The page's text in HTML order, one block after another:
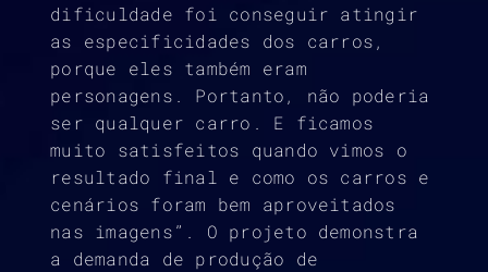
dificuldade foi conseguir atingir
as especificidades dos carros,
porque eles também eram
personagens. Portanto, não poderia
ser qualquer carro. E ficamos
muito satisfeitos quando vimos o
resultado final e como os carros e
cenários foram bem aproveitados
nas imagens”. O projeto demonstra
a demanda de produção de